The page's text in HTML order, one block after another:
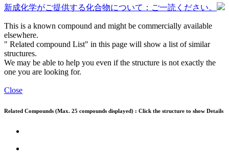
新成化学がご提供する化合物について：ご一読ください。
This is a known compound and might be commercially available
elsewhere.
" Related compound List" in this page will show a list of similar
structures.
We may be able to help you even if the structure is not exactly the
one you are looking for.
Close
Related Compounds (Max. 25 compounds displayed) : Click the structure to show Details